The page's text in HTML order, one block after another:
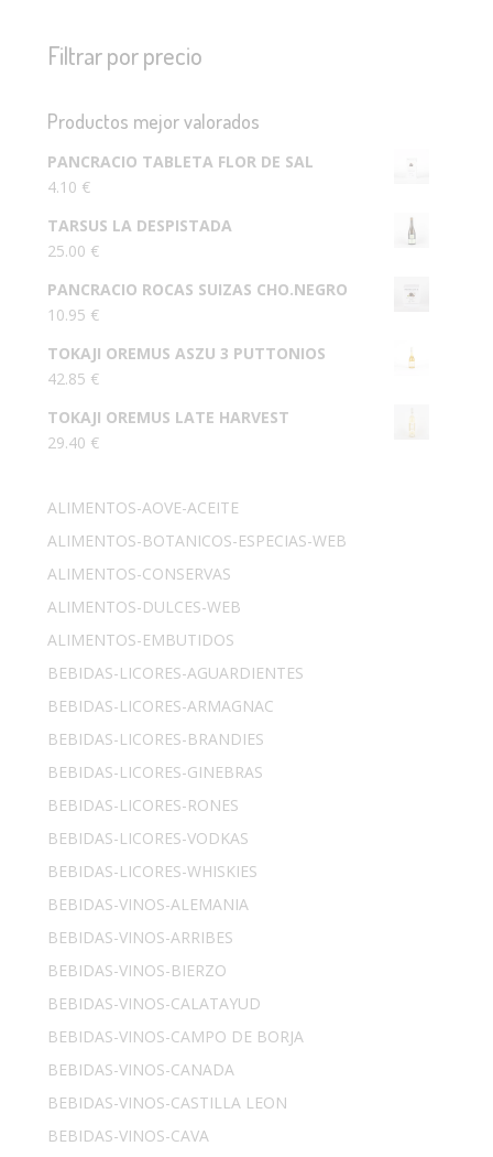
Filtrar por precio
Productos mejor valorados
PANCRACIO TABLETA FLOR DE SAL
4.10 €
TARSUS LA DESPISTADA
25.00 €
PANCRACIO ROCAS SUIZAS CHO.NEGRO
10.95 €
TOKAJI OREMUS ASZU 3 PUTTONIOS
42.85 €
TOKAJI OREMUS LATE HARVEST
29.40 €
ALIMENTOS-AOVE-ACEITE
ALIMENTOS-BOTANICOS-ESPECIAS-WEB
ALIMENTOS-CONSERVAS
ALIMENTOS-DULCES-WEB
ALIMENTOS-EMBUTIDOS
BEBIDAS-LICORES-AGUARDIENTES
BEBIDAS-LICORES-ARMAGNAC
BEBIDAS-LICORES-BRANDIES
BEBIDAS-LICORES-GINEBRAS
BEBIDAS-LICORES-RONES
BEBIDAS-LICORES-VODKAS
BEBIDAS-LICORES-WHISKIES
BEBIDAS-VINOS-ALEMANIA
BEBIDAS-VINOS-ARRIBES
BEBIDAS-VINOS-BIERZO
BEBIDAS-VINOS-CALATAYUD
BEBIDAS-VINOS-CAMPO DE BORJA
BEBIDAS-VINOS-CANADA
BEBIDAS-VINOS-CASTILLA LEON
BEBIDAS-VINOS-CAVA